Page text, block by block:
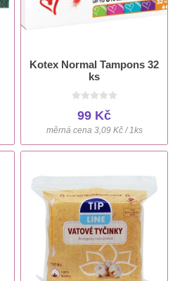
Kotex Normal Tampons 32
ks
99 Kč
měrná cena 3,09 Kč / 1ks